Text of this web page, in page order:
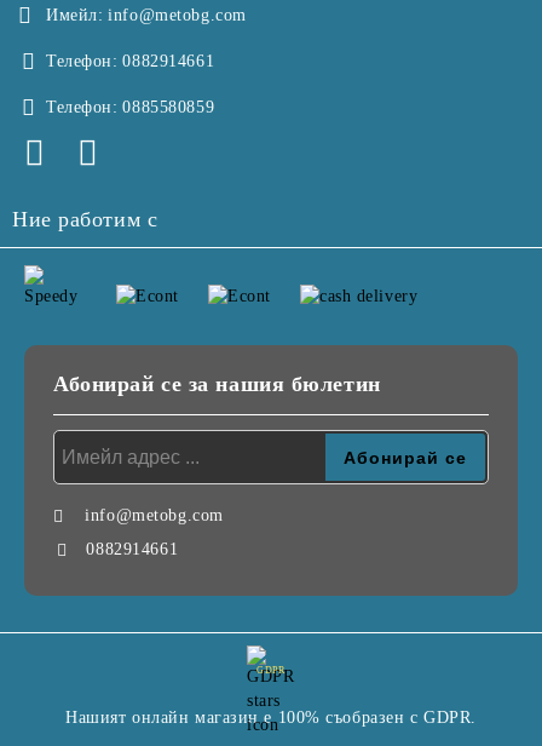
Имейл: info@metobg.com
Телефон: 0882914661
Телефон: 0885580859
Ние работим с
Абонирай се за нашия бюлетин
info@metobg.com
0882914661
GDPR
Нашият онлайн магазин е 100% съобразен с GDPR.